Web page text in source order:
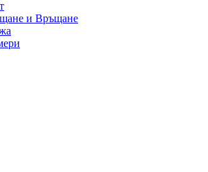
и Връщане